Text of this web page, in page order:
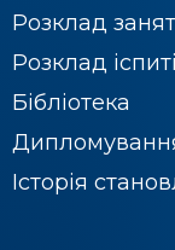
Розклад
Розклад
Бібліотека
Історія